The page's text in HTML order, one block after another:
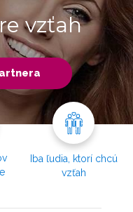
vzťah
Iba ľudia, ktorí chcú
vzťah